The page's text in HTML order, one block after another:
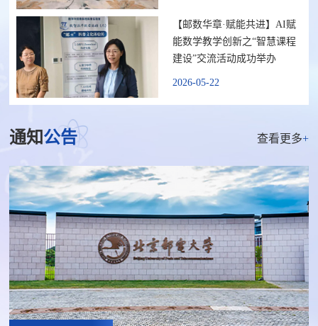
【邮数华章·赋能共进】AI赋
能数学教学创新之“智慧课程
建设”交流活动成功举办
2026-05-22
通知公告 查看更多+